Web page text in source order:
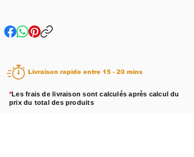
Livraison rapide entre 15 - 20 mins
*Les frais de livraison sont calculés après calcul du
prix du total des produits